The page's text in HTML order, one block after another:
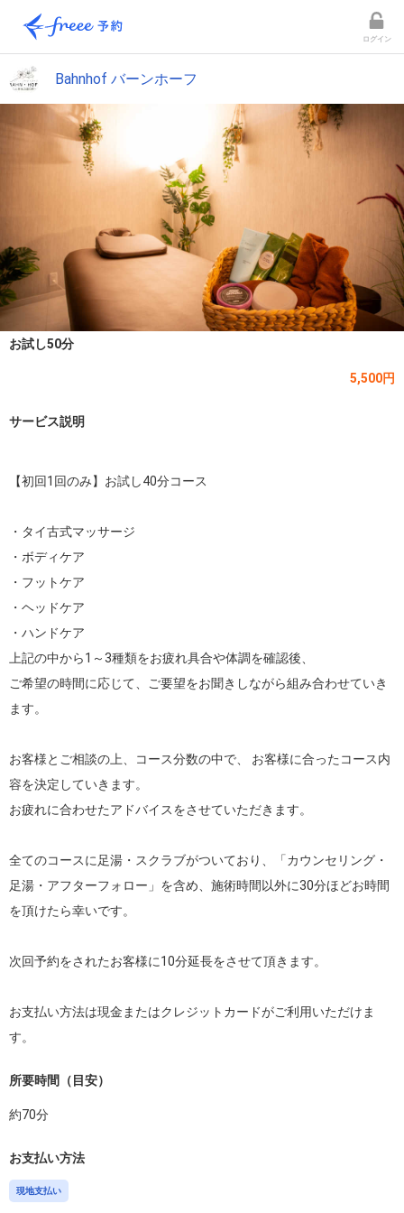
ログイン
Bahnhof バーンホーフ
お試し50分
5,500円
サービス説明
【初回1回のみ】お試し40分コース
・タイ古式マッサージ
・ボディケア
・フットケア
・ヘッドケア
・ハンドケア
上記の中から1～3種類をお疲れ具合や体調を確認後、
ご希望の時間に応じて、ご要望をお聞きしながら組み合わせていき
ます。
お客様とご相談の上、コース分数の中で、 お客様に合ったコース内
容を決定していきます。
お疲れに合わせたアドバイスをさせていただきます。
全てのコースに足湯・スクラブがついており、「カウンセリング・
足湯・アフターフォロー」を含め、施術時間以外に30分ほどお時間
を頂けたら幸いです。
次回予約をされたお客様に10分延長をさせて頂きます。
お支払い方法は現金またはクレジットカードがご利用いただけま
所要時間（目安）
約70分
お支払い方法
現地支払い